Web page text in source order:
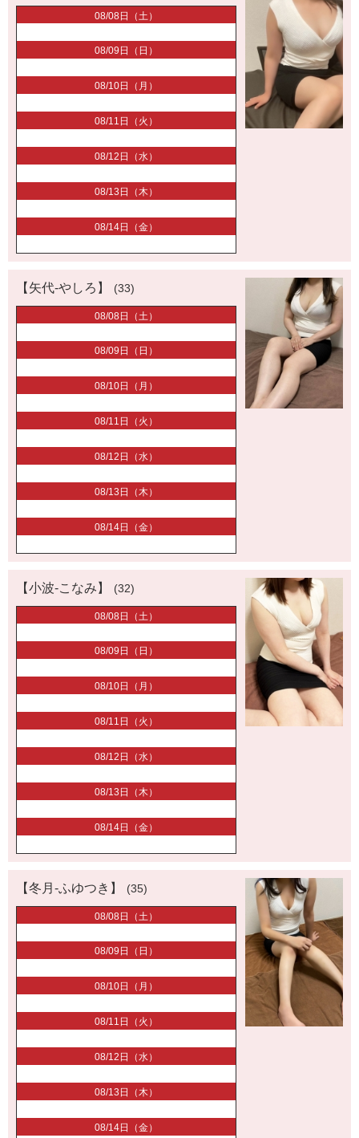
08/08日（土）
08/09日（日）
08/10日（月）
08/11日（火）
08/12日（水）
08/13日（木）
08/14日（金）
【矢代-やしろ】 (33)
08/08日（土）
08/09日（日）
08/10日（月）
08/11日（火）
08/12日（水）
08/13日（木）
08/14日（金）
【小波-こなみ】 (32)
08/08日（土）
08/09日（日）
08/10日（月）
08/11日（火）
08/12日（水）
08/13日（木）
08/14日（金）
【冬月-ふゆつき】 (35)
08/08日（土）
08/09日（日）
08/10日（月）
08/11日（火）
08/12日（水）
08/13日（木）
08/14日（金）